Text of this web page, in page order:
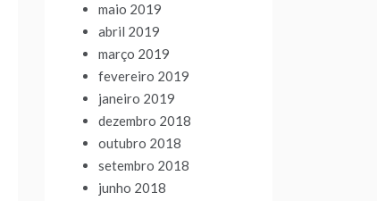
maio 2019
abril 2019
março 2019
fevereiro 2019
janeiro 2019
dezembro 2018
outubro 2018
setembro 2018
junho 2018